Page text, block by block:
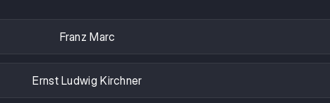
Franz Marc
Ernst Ludwig Kirchner